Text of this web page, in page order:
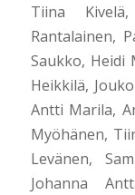
Tiina
Rantalainen,
Saukko, Heidi
Heikkilä,
Antti Marila,
Myöhänen,
Levänen,
Johanna